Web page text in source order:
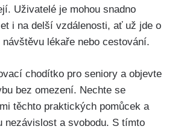
Uživatelé je mohou snadno
i na delší vzdálenosti, ať už jde o
lékaře nebo cestování.
chodítko pro seniory a objevte
bez omezení. Nechte se
těchto praktických pomůcek a
nezávislost a svobodu. S tímto